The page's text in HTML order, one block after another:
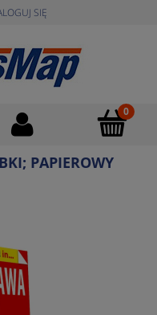
SIĘ
PAPIEROWY